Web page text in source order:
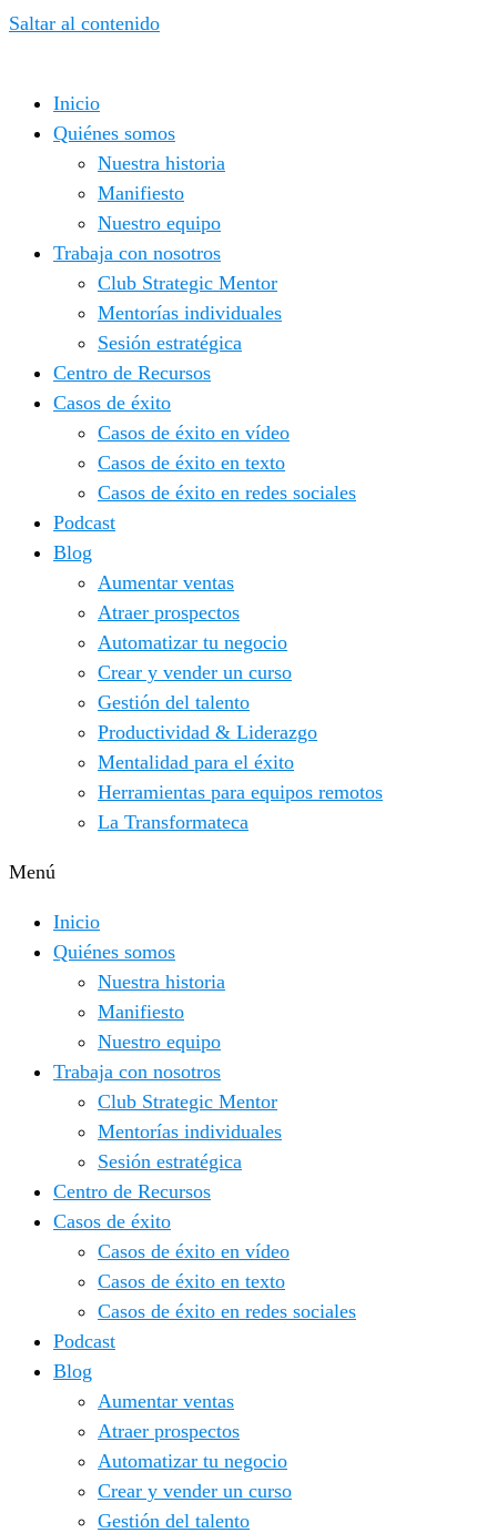
Saltar al contenido
Inicio
Quiénes somos
Nuestra historia
Manifiesto
Nuestro equipo
Trabaja con nosotros
Club Strategic Mentor
Mentorías individuales
Sesión estratégica
Centro de Recursos
Casos de éxito
Casos de éxito en vídeo
Casos de éxito en texto
Casos de éxito en redes sociales
Podcast
Blog
Aumentar ventas
Atraer prospectos
Automatizar tu negocio
Crear y vender un curso
Gestión del talento
Productividad & Liderazgo
Mentalidad para el éxito
Herramientas para equipos remotos
La Transformateca
Menú
Inicio
Quiénes somos
Nuestra historia
Manifiesto
Nuestro equipo
Trabaja con nosotros
Club Strategic Mentor
Mentorías individuales
Sesión estratégica
Centro de Recursos
Casos de éxito
Casos de éxito en vídeo
Casos de éxito en texto
Casos de éxito en redes sociales
Podcast
Blog
Aumentar ventas
Atraer prospectos
Automatizar tu negocio
Crear y vender un curso
Gestión del talento